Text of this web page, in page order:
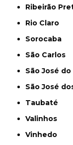
Ribeirão
Rio Claro
Sorocaba
São Carlos
São José
São José
Taubaté
Valinhos
Vinhedo